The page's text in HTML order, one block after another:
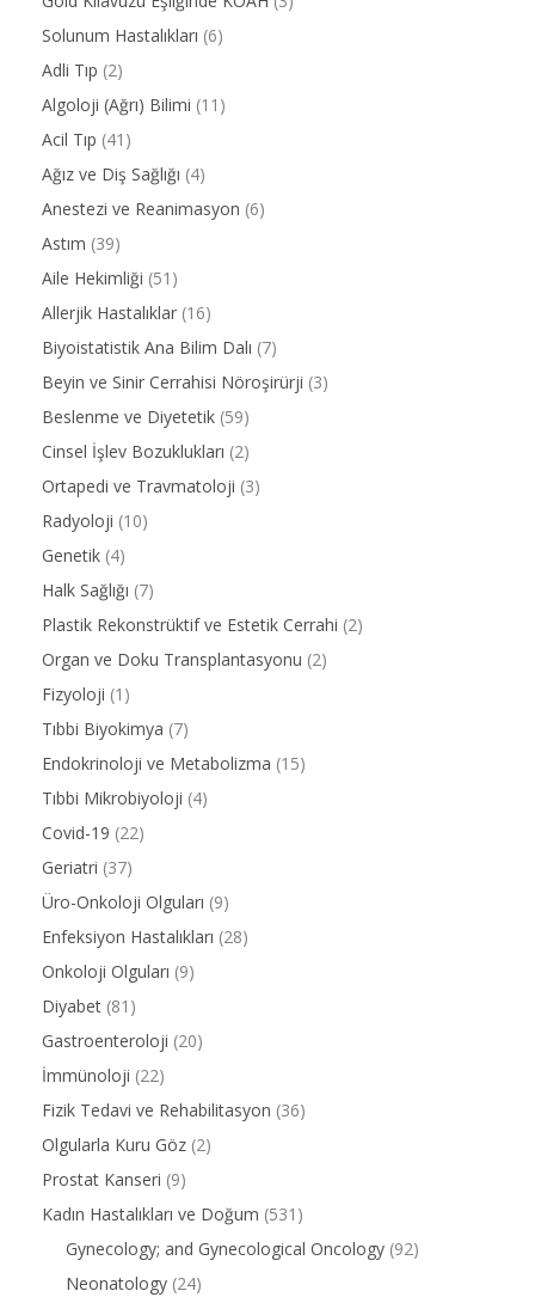
Solunum Hastalıkları (6)
Adli Tıp (2)
Algoloji (Ağrı) Bilimi (11)
Acil Tıp (41)
Ağız ve Diş Sağlığı (4)
Anestezi ve Reanimasyon (6)
Astım (39)
Aile Hekimliği (51)
Allerjik Hastalıklar (16)
Biyoistatistik Ana Bilim Dalı (7)
Beyin ve Sinir Cerrahisi Nöroşirürji (3)
Beslenme ve Diyetetik (59)
Cinsel İşlev Bozuklukları (2)
Ortapedi ve Travmatoloji (3)
Radyoloji (10)
Genetik (4)
Halk Sağlığı (7)
Plastik Rekonstrüktif ve Estetik Cerrahi (2)
Organ ve Doku Transplantasyonu (2)
Fizyoloji (1)
Tıbbi Biyokimya (7)
Endokrinoloji ve Metabolizma (15)
Tıbbi Mikrobiyoloji (4)
Covid-19 (22)
Geriatri (37)
Üro-Onkoloji Olguları (9)
Enfeksiyon Hastalıkları (28)
Onkoloji Olguları (9)
Diyabet (81)
Gastroenteroloji (20)
İmmünoloji (22)
Fizik Tedavi ve Rehabilitasyon (36)
Olgularla Kuru Göz (2)
Prostat Kanseri (9)
Kadın Hastalıkları ve Doğum (531)
Gynecology; and Gynecological Oncology (92)
Neonatology (24)